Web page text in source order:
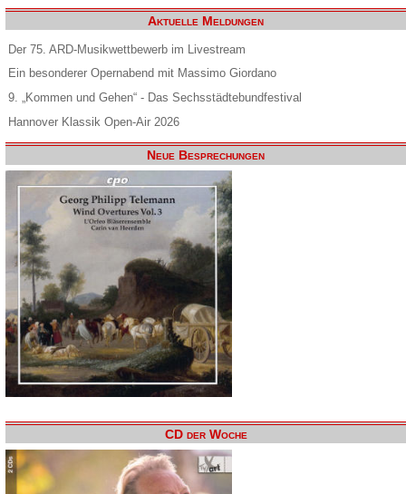
Aktuelle Meldungen
Der 75. ARD-Musikwettbewerb im Livestream
Ein besonderer Opernabend mit Massimo Giordano
9. „Kommen und Gehen“ - Das Sechsstädtebundfestival
Hannover Klassik Open-Air 2026
Neue Besprechungen
CD der Woche